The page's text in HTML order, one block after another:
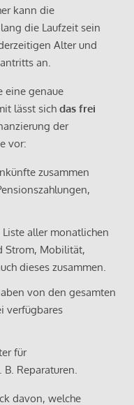
kann die
die Laufzeit sein
Alter und
an.
eine genaue
lässt sich das frei
der
vor:
zusammen
aller monatlichen
Strom, Mobilität,
dieses zusammen.
von den gesamten
verfügbares
für
Reparaturen.
davon, welche